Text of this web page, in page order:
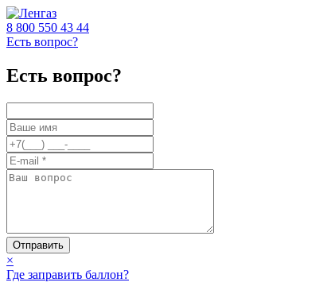
8 800 550 43 44
Есть вопрос?
Есть вопрос?
Отправить
×
Где заправить баллон?